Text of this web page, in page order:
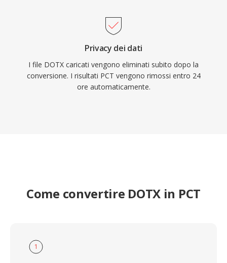
Privacy dei dati
I file DOTX caricati vengono eliminati subito dopo la
conversione. I risultati PCT vengono rimossi entro 24
ore automaticamente.
Come convertire DOTX in PCT
1